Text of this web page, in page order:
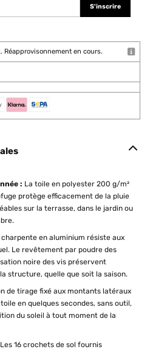
S'inscrire
Réapprovisonnement en cours.
: La toile en polyester 200 g/m²
protège efficacement de la pluie
sur la terrasse, dans le jardin ou
charpente en aluminium résiste aux
Le revêtement par poudre des
noire des vis préservent
structure, quelle que soit la saison.
de tirage fixé aux montants latéraux
en quelques secondes, sans outil,
du soleil à tout moment de la
Les 16 crochets de sol fournis